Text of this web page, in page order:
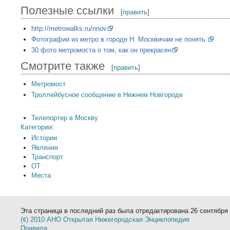
Полезные ссылки [править]
http://metrowalks.ru/nnov
Фотографии из метро в городе Н. Москвичам не понять.
30 фото метромоста о том, как он прекрасен
Смотрите также [править]
Метромост
Троллейбусное сообщение в Нижнем Новгороде
Телепортер в Москву
Категории:
Истории
Явления
Транспорт
ОТ
Места
Эта страница в последний раз была отредактирована 26 сентября
(¢) 2010 АНО Открытая Нижегородская Энциклопедия
Правила